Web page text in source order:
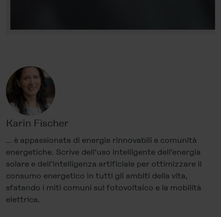
Karin Fischer
… è appassionata di energie rinnovabili e comunità
energetiche. Scrive dell'uso intelligente dell'energia
solare e dell'intelligenza artificiale per ottimizzare il
consumo energetico in tutti gli ambiti della vita,
sfatando i miti comuni sul fotovoltaico e la mobilità
elettrica.